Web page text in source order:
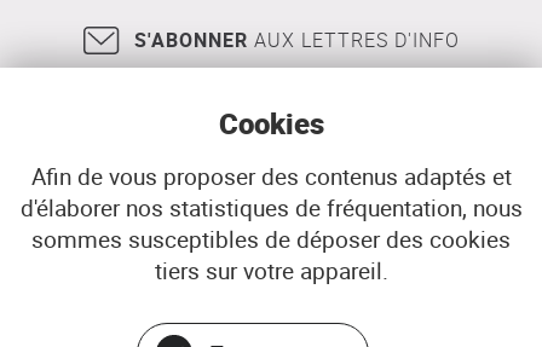
S'ABONNER AUX LETTRES D'INFO
18, rue Jean Jaurès 29200 BREST
02 98 33 51 71
CONTACT
Cookies
Afin de vous proposer des contenus adaptés et
d'élaborer nos statistiques de fréquentation, nous
sommes susceptibles de déposer des cookies
tiers sur votre appareil.